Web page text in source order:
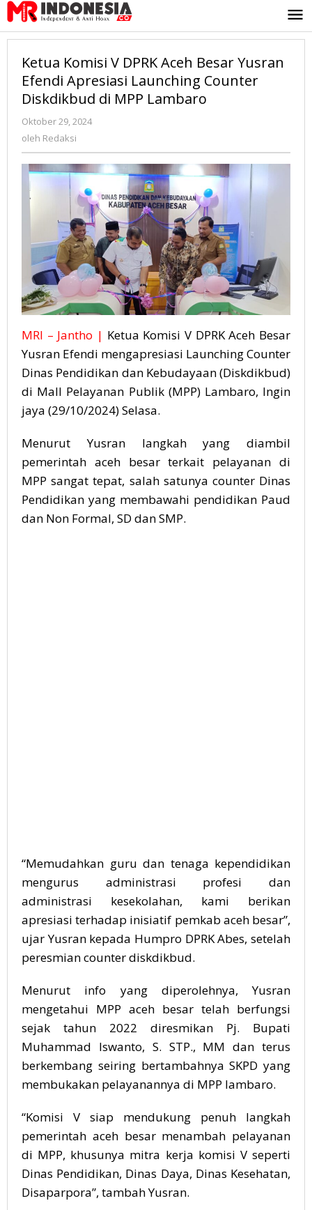
Lewati
ke
konten
Ketua Komisi V DPRK Aceh Besar Yusran
Efendi Apresiasi Launching Counter
Diskdikbud di MPP Lambaro
Oktober 29, 2024
oleh Redaksi
MRI – Jantho | Ketua Komisi V DPRK Aceh Besar
Yusran Efendi mengapresiasi Launching Counter
Dinas Pendidikan dan Kebudayaan (Diskdikbud)
di Mall Pelayanan Publik (MPP) Lambaro, Ingin
jaya (29/10/2024) Selasa.
Menurut Yusran langkah yang diambil
pemerintah aceh besar terkait pelayanan di
MPP sangat tepat, salah satunya counter Dinas
Pendidikan yang membawahi pendidikan Paud
dan Non Formal, SD dan SMP.
“Memudahkan guru dan tenaga kependidikan
mengurus administrasi profesi dan
administrasi kesekolahan, kami berikan
apresiasi terhadap inisiatif pemkab aceh besar”,
ujar Yusran kepada Humpro DPRK Abes, setelah
peresmian counter diskdikbud.
Menurut info yang diperolehnya, Yusran
mengetahui MPP aceh besar telah berfungsi
sejak tahun 2022 diresmikan Pj. Bupati
Muhammad Iswanto, S. STP., MM dan terus
berkembang seiring bertambahnya SKPD yang
membukakan pelayanannya di MPP lambaro.
“Komisi V siap mendukung penuh langkah
pemerintah aceh besar menambah pelayanan
di MPP, khusunya mitra kerja komisi V seperti
Dinas Pendidikan, Dinas Daya, Dinas Kesehatan,
Disaparpora”, tambah Yusran.